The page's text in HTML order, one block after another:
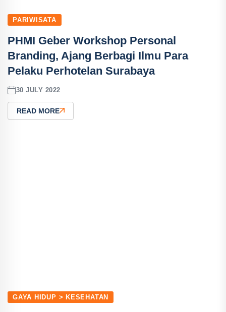
PARIWISATA
PHMI Geber Workshop Personal
Branding, Ajang Berbagi Ilmu Para
Pelaku Perhotelan Surabaya
30 JULY 2022
READ MORE
GAYA HIDUP > KESEHATAN